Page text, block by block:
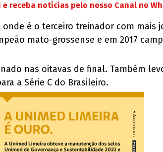
e receba notícias pelo nosso Canal no
é o terceiro treinador com mais
mato-grossense e em 2017
nas oitavas de final. Também
a Série C do Brasileiro.